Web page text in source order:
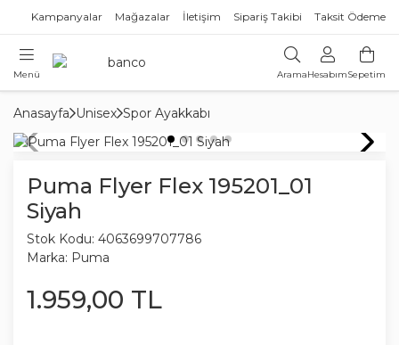
Kampanyalar Mağazalar İletişim Sipariş Takibi Taksit Ödeme
Menü AramaHesabımSepetim
Anasayfa Unisex Spor Ayakkabı
Puma Flyer Flex 195201_01
Siyah
Stok Kodu: 4063699707786
Marka: Puma
1.959,00 TL